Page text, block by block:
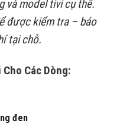
và model tivi cụ thể.
được kiểm tra – báo
tại chỗ.
Các Dòng:
đen